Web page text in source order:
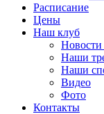
Расписание
Цены
Наш клуб
Новости
Наши
Наши
Видео
Фото
Контакты